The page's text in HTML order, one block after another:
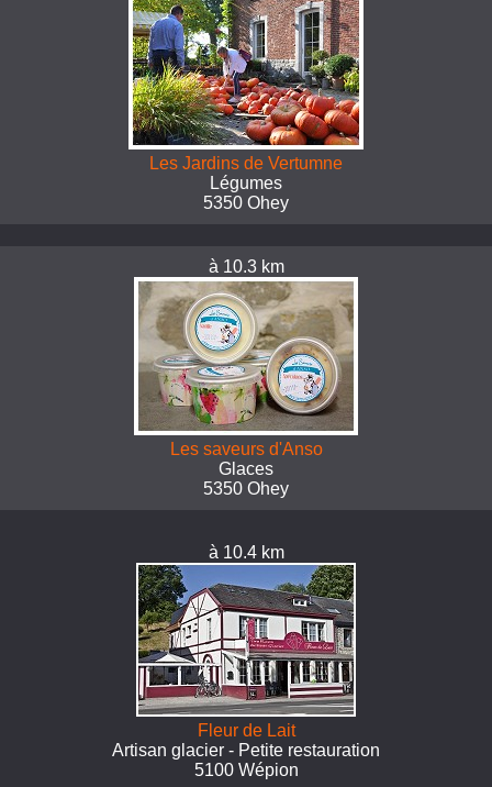
Les Jardins de Vertumne
Légumes
5350 Ohey
à 10.3 km
Les saveurs d'Anso
Glaces
5350 Ohey
à 10.4 km
Fleur de Lait
Artisan glacier - Petite restauration
5100 Wépion